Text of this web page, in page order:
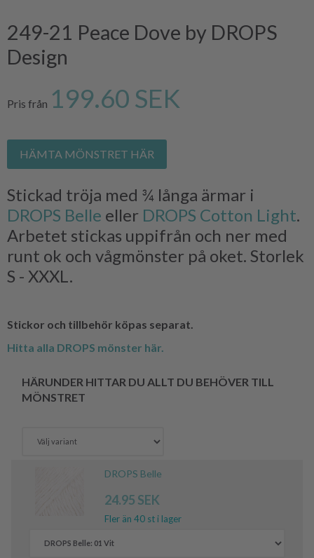
249-21 Peace Dove by DROPS
Design
Pris från 199.60 SEK
HÄMTA MÖNSTRET HÄR
Stickad tröja med ¾ långa ärmar i
DROPS Belle eller DROPS Cotton Light.
Arbetet stickas uppifrån och ner med
runt ok och vågmönster på oket. Storlek
S - XXXL.
Stickor och tillbehör köpas separat.
Hitta alla DROPS mönster här.
HÄRUNDER HITTAR DU ALLT DU BEHÖVER TILL
MÖNSTRET
DROPS Belle
24.95 SEK
Fler än 40 st i lager